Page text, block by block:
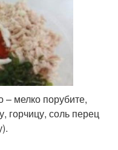
– мелко порубите,
горчицу, соль перец